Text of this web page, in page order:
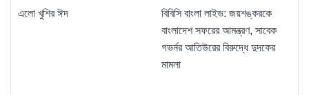
এলো খুশির ঈদ
বিবিসি বাংলা লাইভ: জয়শঙ্করকে
বাংলাদেশ সফরের আমন্ত্রণ, সাবেক
গভর্নর আতিউরের বিরুদ্ধে দুদকের
মামলা